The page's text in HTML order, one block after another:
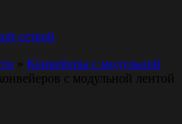
сеткой
» Конвейеры с модульной
с модульной лентой